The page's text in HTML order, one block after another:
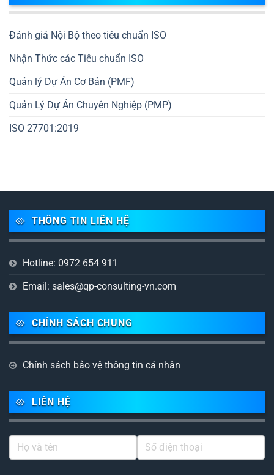
Đánh giá Nội Bộ theo tiêu chuẩn ISO
Nhận Thức các Tiêu chuẩn ISO
Quản lý Dự Án Cơ Bản (PMF)
Quản Lý Dự Án Chuyên Nghiệp (PMP)
ISO 27701:2019
THÔNG TIN LIÊN HỆ
Hotline: 0972 654 911
Email: sales@qp-consulting-vn.com
CHÍNH SÁCH CHUNG
Chính sách bảo vệ thông tin cá nhân
LIÊN HỆ